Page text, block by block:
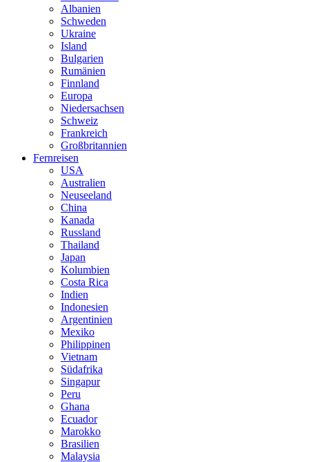
Albanien
Schweden
Ukraine
Island
Bulgarien
Rumänien
Finnland
Europa
Niedersachsen
Schweiz
Frankreich
Großbritannien
Fernreisen
USA
Australien
Neuseeland
China
Kanada
Russland
Thailand
Japan
Kolumbien
Costa Rica
Indien
Indonesien
Argentinien
Mexiko
Philippinen
Vietnam
Südafrika
Singapur
Peru
Ghana
Ecuador
Marokko
Brasilien
Malaysia